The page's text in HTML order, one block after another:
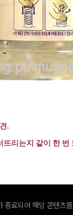
.
리는지 같이 한 번
종료되어 해당 콘텐츠